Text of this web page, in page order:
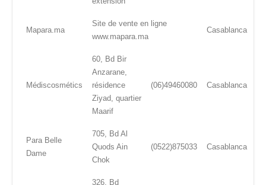
Mapara.ma
Site de vente en ligne
www.mapara.ma
Casablanca
Médiscosmétics
60, Bd Bir
Anzarane,
résidence
Ziyad, quartier
Maarif
(06)49460080 Casablanca
Para Belle
Dame
705, Bd Al
Quods Ain
Chok
(0522)875033 Casablanca
326, Bd